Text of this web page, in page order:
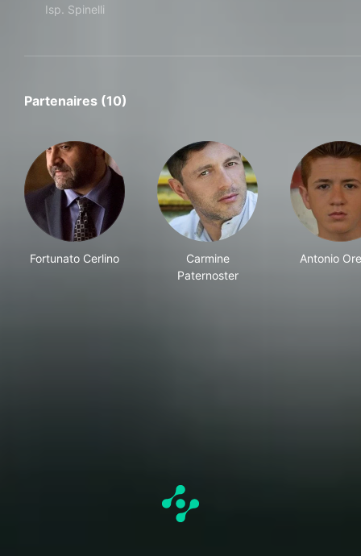
Isp. Spinelli
Partenaires (10)
Fortunato Cerlino
Carmine
Paternoster
Antonio